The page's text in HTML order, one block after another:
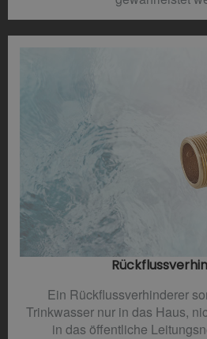
Ein Rückflussverhinderer
Trinkwasser nur in das Haus,
in das öffentliche